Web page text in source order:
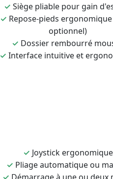
✓ Siège pliable pour gain
✓ Repose-pieds
optionnel)
✓ Dossier rembourré
✓ Interface intuitive et
✓ Joystick ergonomique
✓ Pliage automatique ou